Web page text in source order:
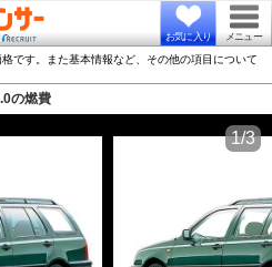
お気に入り メニュー
です。また基本情報など、その他の項目について
の燃費
1/3